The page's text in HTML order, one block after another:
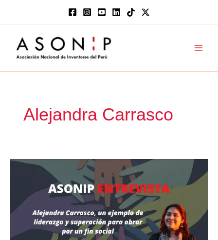
contenido
Alejandra Carrasco
Alejandra
ejemplo
de
liderazgo